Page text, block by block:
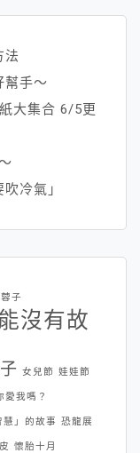
法
幫手～
大集合 6/5更
冷氣」
子
沒有故
女兒節 娃娃節
愛我嗎？
慧」的故事 恐龍展
懷胎十月